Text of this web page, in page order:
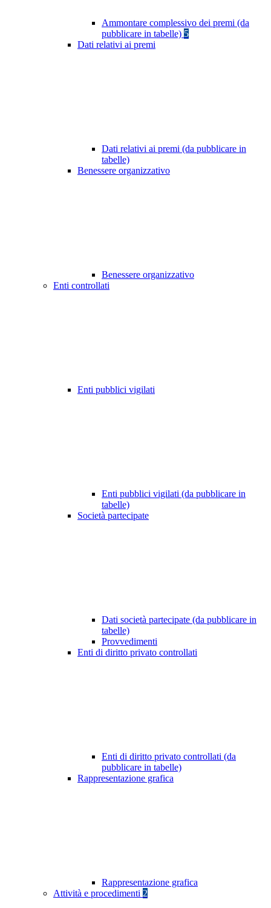
Ammontare complessivo dei premi (da
pubblicare in tabelle) 5
Dati relativi ai premi
Dati relativi ai premi (da pubblicare in
tabelle)
Benessere organizzativo
Benessere organizzativo
Enti controllati
Enti pubblici vigilati
Enti pubblici vigilati (da pubblicare in
tabelle)
Società partecipate
Dati società partecipate (da pubblicare in
tabelle)
Provvedimenti
Enti di diritto privato controllati
Enti di diritto privato controllati (da
pubblicare in tabelle)
Rappresentazione grafica
Rappresentazione grafica
Attività e procedimenti 2